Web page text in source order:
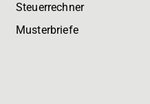
Steuerrechner
Musterbriefe